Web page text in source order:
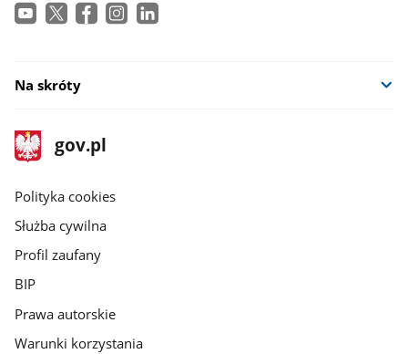
Na skróty
stopka
gov.pl
Strona
gov.pl
gov.pl
Polityka cookies
Służba cywilna
Profil zaufany
BIP
Prawa autorskie
Warunki korzystania